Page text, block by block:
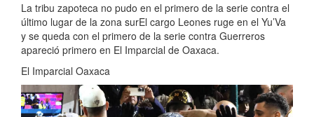
La tribu zapoteca no pudo en el primero de la serie contra el
último lugar de la zona surEl cargo Leones ruge en el Yu’Va
y se queda con el primero de la serie contra Guerreros
apareció primero en El Imparcial de Oaxaca.
El Imparcial Oaxaca